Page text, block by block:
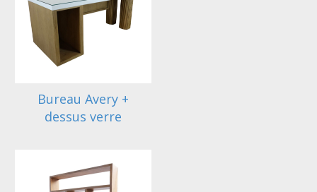
Bureau Avery +
dessus verre